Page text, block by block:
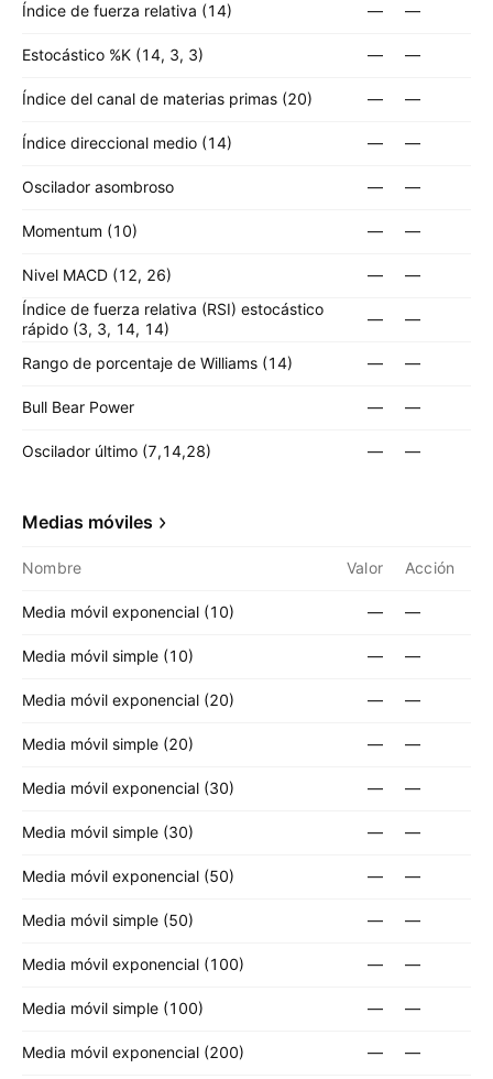
Índice de fuerza relativa (14) — —
Estocástico %K (14, 3, 3) — —
Índice del canal de materias primas (20) — —
Índice direccional medio (14) — —
Oscilador asombroso — —
Momentum (10) — —
Nivel MACD (12, 26) —
—
Índice de fuerza relativa (RSI) estocástico
rápido (3, 3, 14, 14)
— —
Rango de porcentaje de Williams (14) — —
Bull Bear Power — —
Oscilador último (7,14,28) — —
Medias móviles
Nombre Valor Acción
Media móvil exponencial (10) — —
Media móvil simple (10) — —
Media móvil exponencial (20) — —
Media móvil simple (20) — —
Media móvil exponencial (30) — —
Media móvil simple (30) — —
Media móvil exponencial (50) — —
Media móvil simple (50) — —
Media móvil exponencial (100) — —
Media móvil simple (100) — —
Media móvil exponencial (200) — —